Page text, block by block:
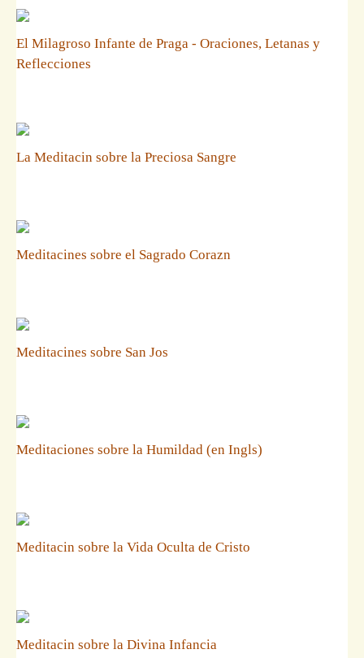
El Milagroso Infante de Praga - Oraciones, Letanas y
Reflecciones
La Meditacin sobre la Preciosa Sangre
Meditacines sobre el Sagrado Corazn
Meditacines sobre San Jos
Meditaciones sobre la Humildad (en Ingls)
Meditacin sobre la Vida Oculta de Cristo
Meditacin sobre la Divina Infancia